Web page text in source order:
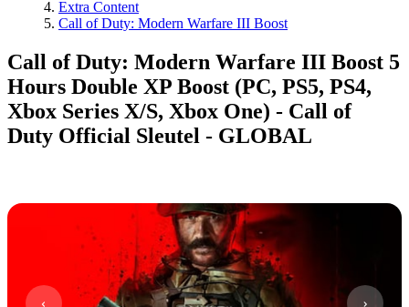
Extra Content
Call of Duty: Modern Warfare III Boost
Call of Duty: Modern Warfare III Boost 5
Hours Double XP Boost (PC, PS5, PS4,
Xbox Series X/S, Xbox One) - Call of
Duty Official Sleutel - GLOBAL